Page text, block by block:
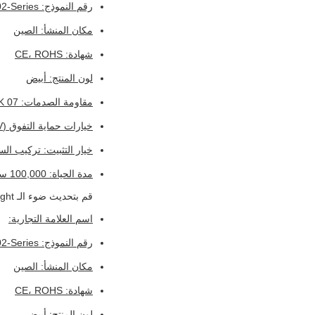
رقم النموذج: CP02-Series
مكان المنشأ: الصين
شهادة: CE، ROHS
لون المنتج: أبيض
مقاومة الصدمات: IK 07
خيارات حماية التفوق (kV): 6KV-خط-خط، 6KV-خط-أرضي
خيار التثبيت: تركيب
مدة الحياة: 100,000 ساعة
قم بتحديث ضوء الـ LED Plaza Canopy Light بهذه الميزات القابلة للتخصيص:
اسم العلامة التجارية:
رقم النموذج: CP02-Series
مكان المنشأ: الصين
شهادة: CE، ROHS